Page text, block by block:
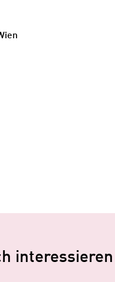
interessieren